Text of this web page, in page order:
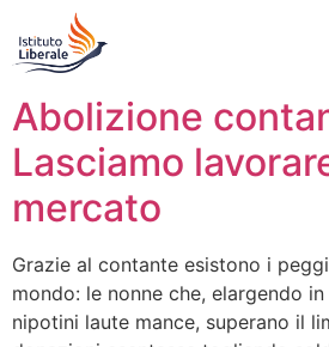
Abolizione
Lasciamo
mercato
Grazie al contante esistono i
mondo: le nonne che, elargendo
nipotini laute mance, superano il